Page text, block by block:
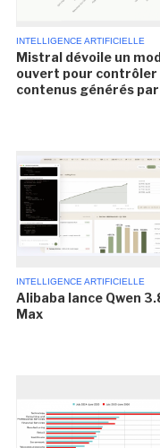
INTELLIGENCE ARTIFICIELLE
Mistral dévoile un
ouvert pour contrôler
contenus générés par
INTELLIGENCE ARTIFICIELLE
Alibaba lance Qwen
Max